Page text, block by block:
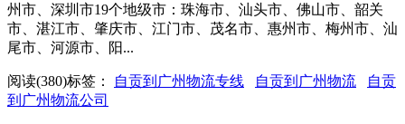
州市、深圳市19个地级市：珠海市、汕头市、佛山市、韶关
市、湛江市、肇庆市、江门市、茂名市、惠州市、梅州市、汕
尾市、河源市、阳...
阅读(380)标签： 自贡到广州物流专线 自贡到广州物流
自贡
到广州物流公司